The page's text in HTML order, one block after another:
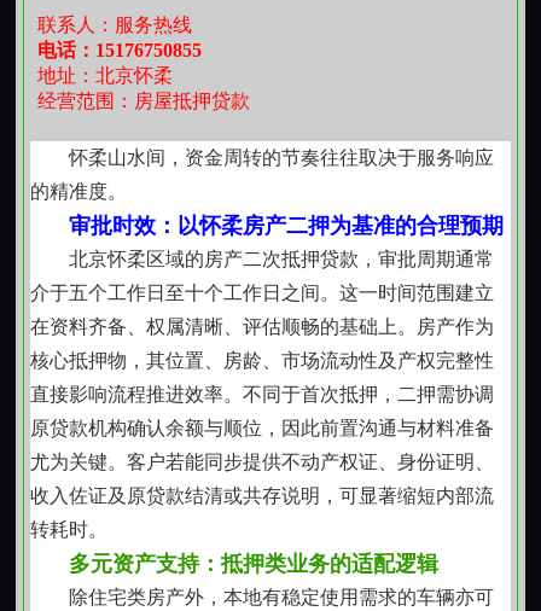
金安排，都以可持续偿付为前提。
民间借贷关系，讲求契约精神
作为本地长期开展资金服务的个体之间协作形式，
所有出借行为均建立在双方自愿、平等协商基础上。合
同条款明确借款用途、期限、利率水平及还款方式，利
率符合现行司法保护上限，无隐性费用，无中途加费。
借入方对资金去向负责，出借方对资金安全审慎把关，
彼此尊重契约效力，共同维护良性互动基础。
小额贷款，解决阶段性小额需求
针对装修添置、教育支出、医疗备用、家庭设备更
新等具体场景，提供金额适中、周期合理的资金支持。
申请材料简洁，但核心信息必须真实完整；审批关注实
际用途合理性与短期偿付可行性，不鼓励无指向性资金
使用。额度虽小，管理不松，全程留痕，权责分明。
多元服务，统一标准
无论选择哪一类支持路径，均执行一致的服务逻
辑：材料真实是前提，沟通坦诚是基础，履约守信是底
线。不因业务类型不同而降低审核要求，也不因金额大
联系人：服务热线
电话：15176750855
地址：北京怀柔
经营范围：房屋抵押贷款
怀柔山水间，资金周转的节奏往往取决于服务响应
的精准度。
审批时效：以怀柔房产二押为基准的合理预期
北京怀柔区域的房产二次抵押贷款，审批周期通常
介于五个工作日至十个工作日之间。这一时间范围建立
在资料齐备、权属清晰、评估顺畅的基础上。房产作为
核心抵押物，其位置、房龄、市场流动性及产权完整性
直接影响流程推进效率。不同于首次抵押，二押需协调
原贷款机构确认余额与顺位，因此前置沟通与材料准备
尤为关键。客户若能同步提供不动产权证、身份证明、
收入佐证及原贷款结清或共存说明，可显著缩短内部流
转耗时。
多元资产支持：抵押类业务的适配逻辑
除住宅类房产外，本地有稳定使用需求的车辆亦可